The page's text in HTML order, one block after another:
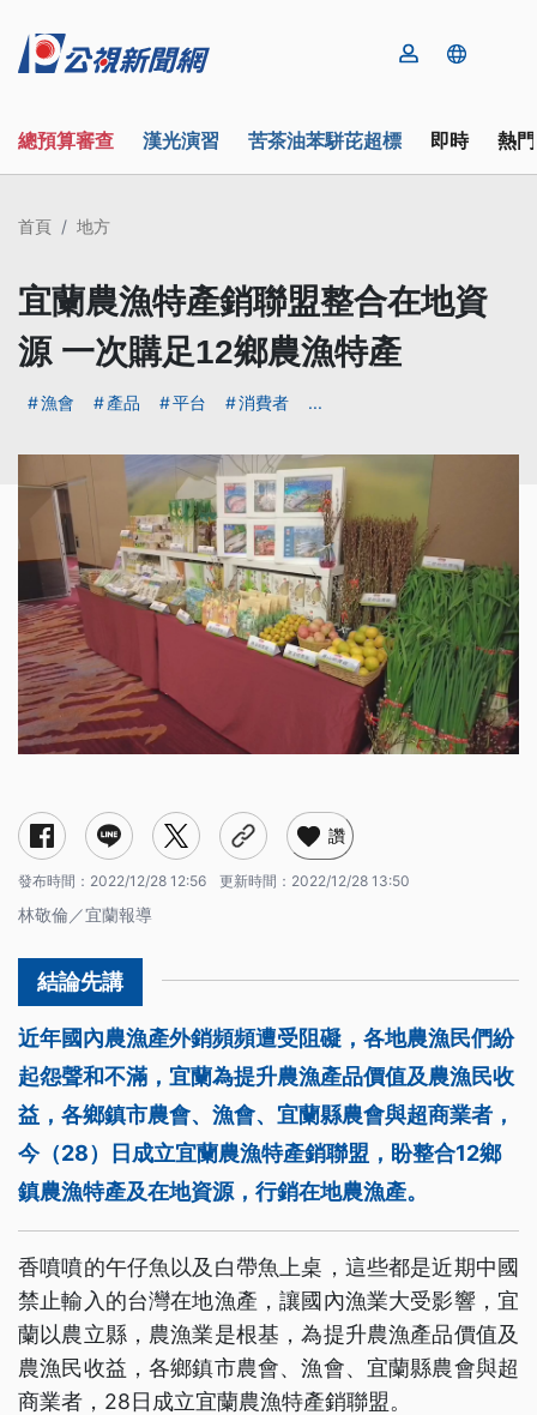
總預算審查 漢光演習 苦茶油苯駢芘超標 即時 熱
首頁 地方
宜蘭農漁特產銷聯盟整合在地資
源 一次購足12鄉農漁特產
漁會 產品 平台 消費者 ...
讚
發布時間： 2022/12/28 12:56 更新時間： 2022/12/28 13:50
林敬倫／宜蘭報導
近年國內農漁產外銷頻頻遭受阻礙，各地農漁民們紛
起怨聲和不滿，宜蘭為提升農漁產品價值及農漁民收
益，各鄉鎮市農會、漁會、宜蘭縣農會與超商業者，
今（28）日成立宜蘭農漁特產銷聯盟，盼整合12鄉
鎮農漁特產及在地資源，行銷在地農漁產。
香噴噴的午仔魚以及白帶魚上桌，這些都是近期中國
禁止輸入的台灣在地漁產，讓國內漁業大受影響，宜
蘭以農立縣，農漁業是根基，為提升農漁產品價值及
農漁民收益，各鄉鎮市農會、漁會、宜蘭縣農會與超
商業者，28日成立宜蘭農漁特產銷聯盟。